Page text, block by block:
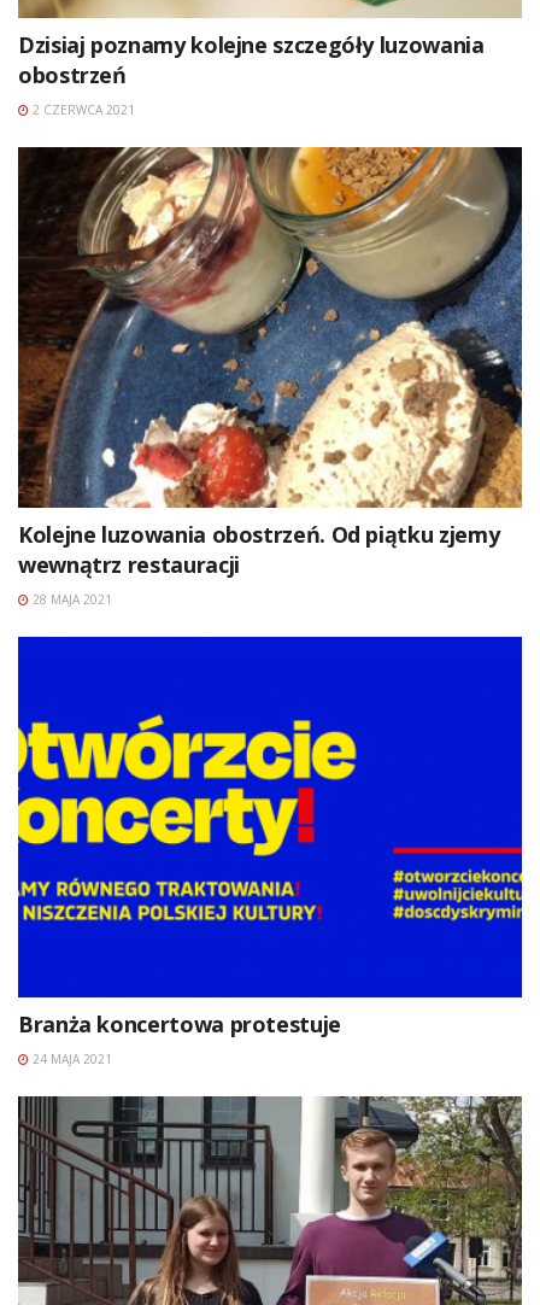
Dzisiaj poznamy kolejne szczegóły luzowania
obostrzeń
2 CZERWCA 2021
Kolejne luzowania obostrzeń. Od piątku zjemy
wewnątrz restauracji
28 MAJA 2021
Branża koncertowa protestuje
24 MAJA 2021